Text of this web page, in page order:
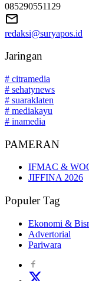
085290551129
redaksi@suryapos.id
Jaringan
# citramedia
# sehatynews
# suaraklaten
# mediakayu
# inamedia
PAMERAN
IFMAC &
JIFFINA 2026
Populer Tag
Ekonomi &
Advertorial
Pariwara